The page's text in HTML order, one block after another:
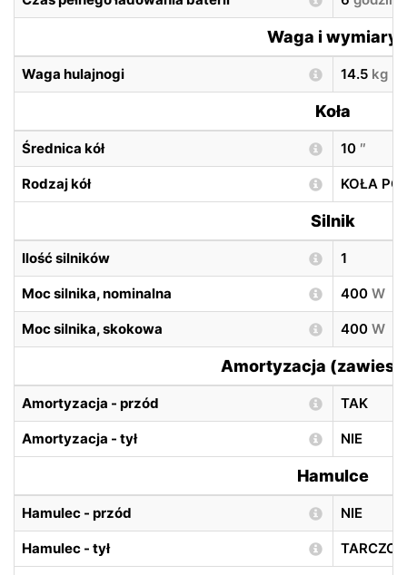
Waga i wymiary
Waga hulajnogi 14.5 kg
Koła
Średnica kół 10 ″
Rodzaj kół KOŁA
Silnik
Ilość silników 1
Moc silnika, nominalna 400 W
Moc silnika, skokowa 400 W
Amortyzacja
Amortyzacja - przód TAK
Amortyzacja - tył NIE
Hamulce
Hamulec - przód NIE
Hamulec - tył